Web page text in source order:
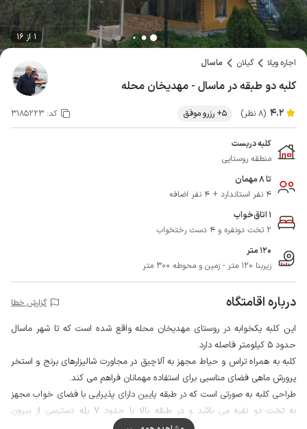
1 از 16
اجاره ویلا گیلان ماسال
کلبه دو طبقه در ماسال - مهدیخان محله
4.2 (8 نظر) 5+ رزرو موفق کد: 3185223
کلبه دربست
منطقه روستایی
تا 8 مهمان
4 نفر استاندارد + 4 نفر اضافه
1 اتاق‌خواب
2 تخت دونفره و 4 دست رختخواب
120 متر
زیربنا 120 متر - زمین و محوطه 300 متر
درباره اقامتگاه گزارش خطا
این کلبه یکخوابه در روستای مهدیخان محله واقع شده است که تا شهر ماسال
حدود 5 کیلومتر فاصله دارد.
کلبه به همراه تراس و حیاط مجهز به آلاچیق در مجاورت شالیزارهای برنج و استخر
پرورش ماهی فضای مناسبی برای استفاده مهمانان فراهم می کند.
طراحی کلبه به صورتی است که در طبقه پایین دارای پذیرایی با فضای خواب مجهز
به تخت دو نفره می باشد و در طبقه بالا با حدود 7 پله دسترسی از بیرون